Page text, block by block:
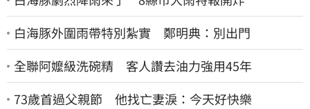
白海豚外圍雨帶特別紮實 鄭明典：別出門
全聯阿嬤級洗碗精 客人讚去油力強用45年
73歲首過父親節 他找亡妻淚：今天好快樂